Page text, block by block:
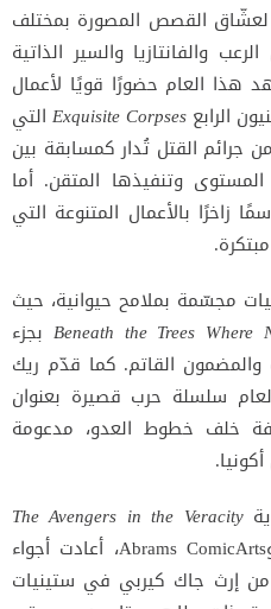
ومُرضيًا لعشّاق القصص المصورة بمختلف
والفانتازيا والسير الذاتية
هذا العام حضورًا قويًا لأعمال
الرابع Exquisite Corpsesالتي
القتل تُدار كمسابقة بين
المستوى وتنفيذها المتقن. أما
زاخرًا بالأعمال المتنوعة التي
مجسّمة بملامح حيوانية، حيث
Beneath the Trees Where بجزء
والمضمون القاتم. كما قدّم ريك
سلسلة حرب قصيرة بعنوان
خلف خطوط العدو، مدعومة
The Avengers in the Veracity
، وهي تعاون بين مارفل وAbrams ComicArts، أعادت أجواء
إرث جاك كيربي في ستينيات